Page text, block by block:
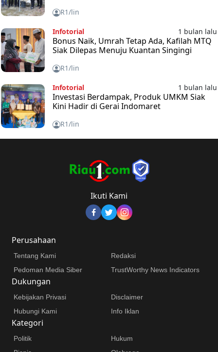
R1/lin
Infotorial 1 bulan lalu
Bonus Naik, Umrah Tetap Ada, Kafilah MTQ
Siak Dilepas Menuju Kuantan Singingi
R1/lin
Infotorial 1 bulan lalu
Investasi Berdampak, Produk UMKM Siak
Kini Hadir di Gerai Indomaret
R1/lin
Ikuti Kami
Perusahaan
Tentang Kami
Redaksi
Pedoman Media Siber
TrustWorthy News Indicators
Dukungan
Kebijakan Privasi
Disclaimer
Hubungi Kami
Info Iklan
Kategori
Politik
Hukum